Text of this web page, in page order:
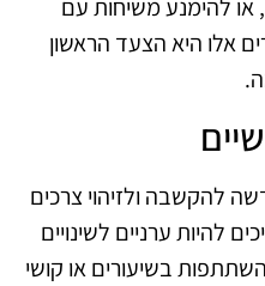
להימנע משיחות עם
אלו היא הצעד הראשון
להקשבה ולזיהוי צרכים
להיות ערניים לשינויים
בשיעורים או קושי